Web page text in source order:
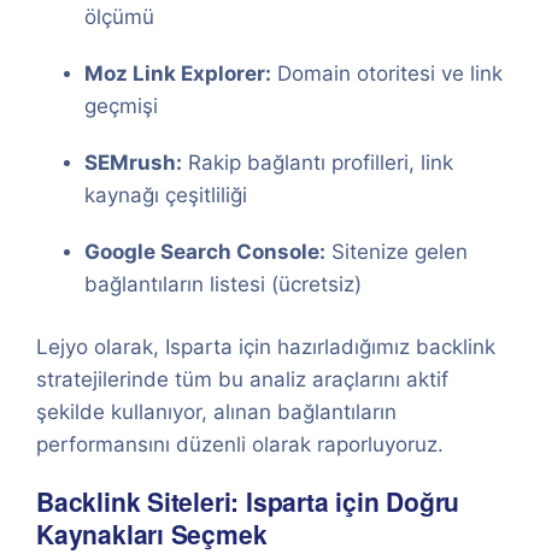
ölçümü
Moz Link Explorer: Domain otoritesi ve link
geçmişi
SEMrush: Rakip bağlantı profilleri, link
kaynağı çeşitliliği
Google Search Console: Sitenize gelen
bağlantıların listesi (ücretsiz)
Lejyo olarak, Isparta için hazırladığımız backlink
stratejilerinde tüm bu analiz araçlarını aktif
şekilde kullanıyor, alınan bağlantıların
performansını düzenli olarak raporluyoruz.
Backlink Siteleri: Isparta için Doğru
Kaynakları Seçmek